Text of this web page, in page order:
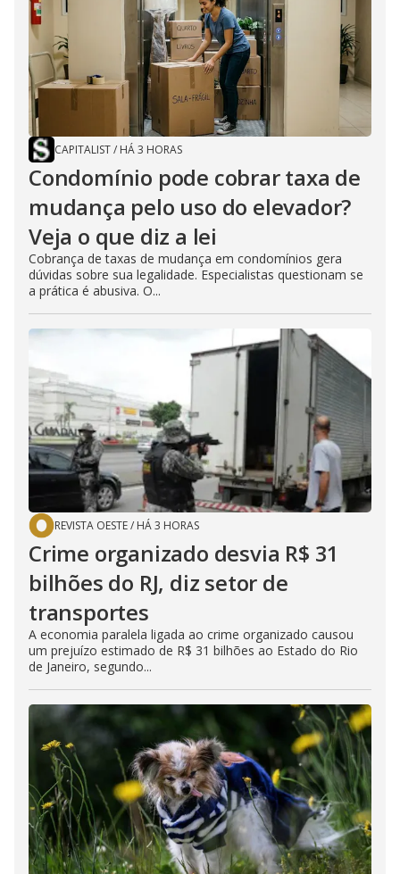
CAPITALIST/ HÁ 3 HORAS
Condomínio pode cobrar taxa de
mudança pelo uso do elevador?
Veja o que diz a lei
Cobrança de taxas de mudança em condomínios gera
dúvidas sobre sua legalidade. Especialistas questionam se
a prática é abusiva. O...
REVISTA OESTE/ HÁ 3 HORAS
Crime organizado desvia R$ 31
bilhões do RJ, diz setor de
transportes
A economia paralela ligada ao crime organizado causou
um prejuízo estimado de R$ 31 bilhões ao Estado do Rio
de Janeiro, segundo...